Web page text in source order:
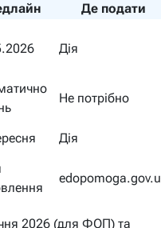
Де подати
Дія
Не потрібно
Дія
2026 (для ФОП) та